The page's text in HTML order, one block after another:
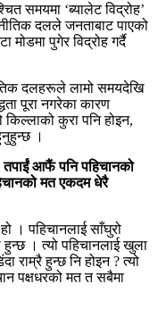
समयमा ‘ब्यालेट विद्रोह’
दलले जनताबाट पाएको
मोडमा पुगेर विद्रोह गर्दै
दलहरूले लामो समयदेखि
पूरा नगरेका कारण
किल्लाको कुरा पनि होइन,
।
तपाईं आफैं पनि पहिचानको
मत एकदम धेरै
। पहिचानलाई साँघुरो
हुन्छ । त्यो पहिचानलाई खुला
राम्रै हुन्छ नि होइन ? त्यो
पक्षधरको मत त सबैमा